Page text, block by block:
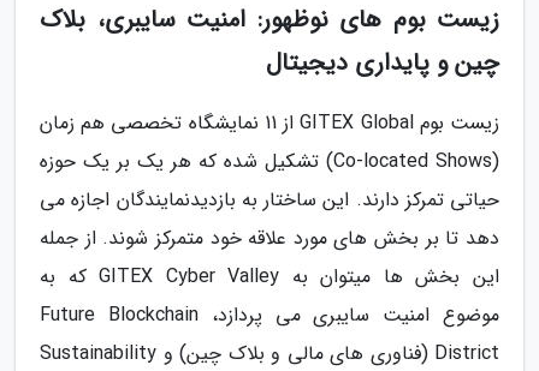
زیست بوم های نوظهور: امنیت سایبری، بلاک
چین و پایداری دیجیتال
زیست بوم GITEX Global از 11 نمایشگاه تخصصی هم زمان
(Co-located Shows) تشکیل شده که هر یک بر یک حوزه
حیاتی تمرکز دارند. این ساختار به بازدیدنمایندگان اجازه می
دهد تا بر بخش های مورد علاقه خود متمرکز شوند. از جمله
این بخش ها میتوان به GITEX Cyber Valley که به
موضوع امنیت سایبری می پردازد، Future Blockchain
District (فناوری های مالی و بلاک چین) و Sustainability